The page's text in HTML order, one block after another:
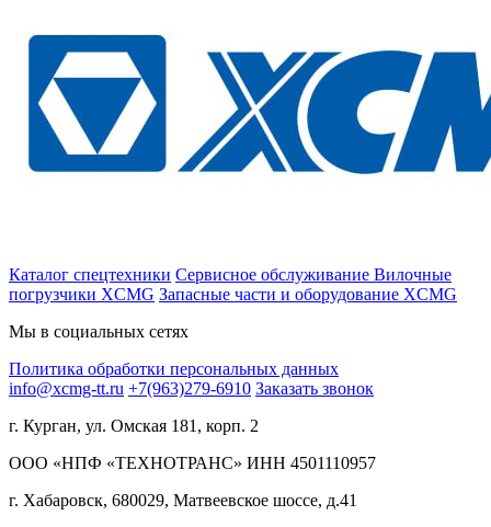
Каталог спецтехники Сервисное обслуживание Вилочные
погрузчики XCMG Запасные части и оборудование XCMG
Мы в социальных сетях
Политика обработки персональных данных
info@xcmg-tt.ru +7(963)279-6910 Заказать звонок
г. Курган, ул. Омская 181, корп. 2
ООО «НПФ «ТЕХНОТРАНС» ИНН 4501110957
г. Хабаровск, 680029, Матвеевское шоссе, д.41